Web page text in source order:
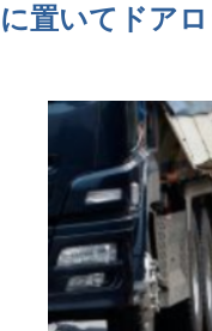
置いてドア